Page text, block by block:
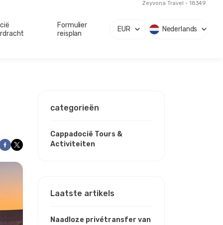
Zeyvona Travel - 18349
Formulier
reisplan
EUR Nederlands
categorieën
Cappadocië Tours &
Activiteiten
Laatste artikels
Naadloze privétransfer van